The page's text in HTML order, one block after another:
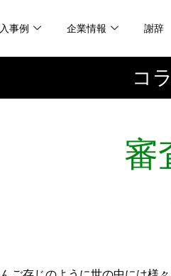
事例 企業情報 謝辞
コ
審